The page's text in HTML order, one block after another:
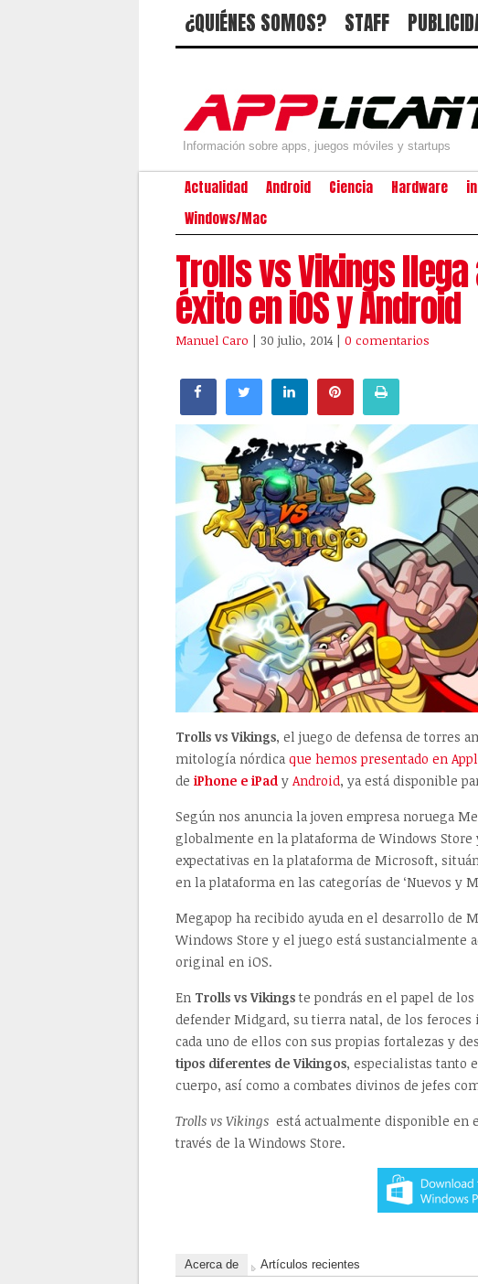
¿QUIÉNES SOMOS? STAFF
Información sobre apps, juegos móviles y startups
Actualidad Android Ciencia Hardware
Windows/Mac
Trolls vs Vikings
éxito en iOS y Android
Manuel Caro | 30 julio, 2014 | 0 comentarios
Trolls vs Vikings, el juego de defensa de torres
mitología nórdica que hemos presentado en
de iPhone e iPad y Android, ya está disponible
Según nos anuncia la joven empresa noruega
globalmente en la plataforma de Windows
expectativas en la plataforma de Microsoft,
en la plataforma en las categorías de ‘Nuevos y
Megapop ha recibido ayuda en el desarrollo de
Windows Store y el juego está sustancialmente
original en iOS.
En Trolls vs Vikingste pondrás en el papel de
defender Midgard, su tierra natal, de los feroces
cada uno de ellos con sus propias fortalezas y
tipos diferentes de Vikingos, especialistas tanto
cuerpo, así como a combates divinos de jefes
Trolls vs Vikings está actualmente disponible en
través de la Windows Store.
Acerca de Artículos recientes